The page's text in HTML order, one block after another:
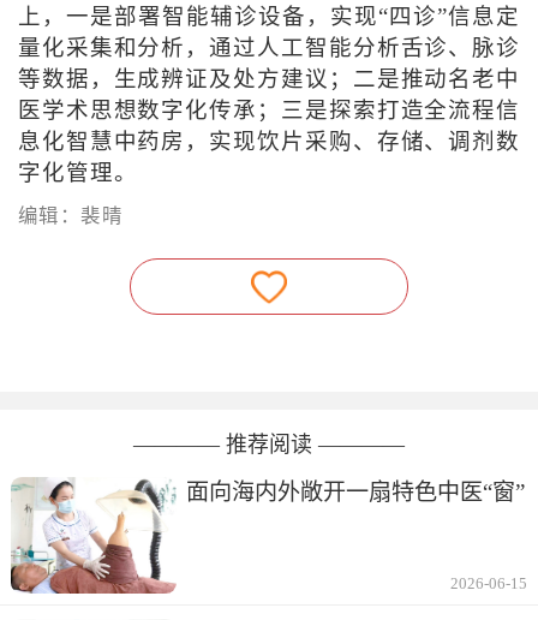
上，一是部署智能辅诊设备，实现“四诊”信息定
量化采集和分析，通过人工智能分析舌诊、脉诊
等数据，生成辨证及处方建议；二是推动名老中
医学术思想数字化传承；三是探索打造全流程信
息化智慧中药房，实现饮片采购、存储、调剂数
字化管理。
编辑：裴晴
———— 推荐阅读 ————
面向海内外敞开一扇特色中医“窗”
2026-06-15